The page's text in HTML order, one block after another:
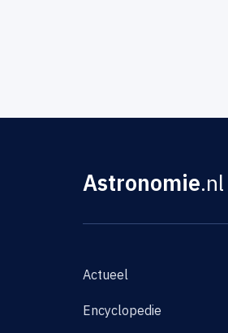
Astronomie.nl
Actueel
Encyclopedie